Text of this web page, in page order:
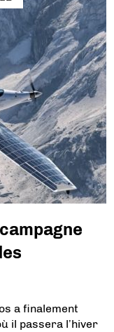
a finalement
il passera l’hiver